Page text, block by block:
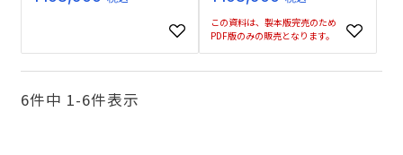
この資料は、製本版完売のため
PDF版のみの販売となります。
6件中 1-6件表示